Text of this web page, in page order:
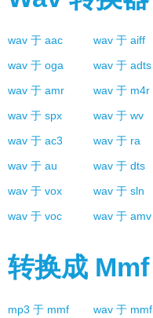
wav 于 aac wav 于 aiff
wav 于 oga wav 于 adts
wav 于 amr wav 于 m4r
wav 于 spx wav 于 wv
wav 于 ac3 wav 于 ra
wav 于 au wav 于 dts
wav 于 vox wav 于 sln
wav 于 voc wav 于 amv
转换成 Mmf
mp3 于 mmf wav 于 mmf